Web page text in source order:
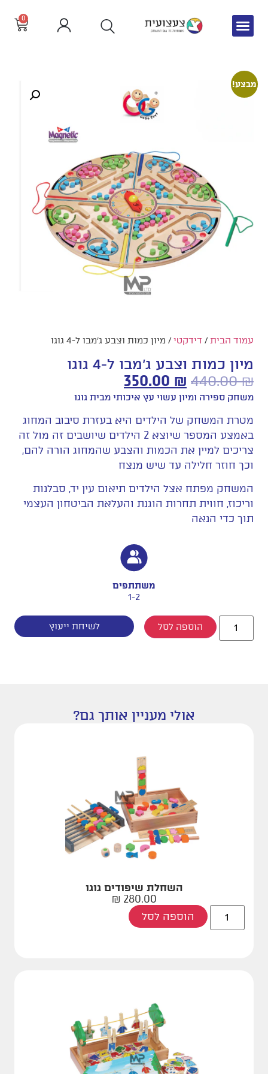
0
מבצע!
עמוד הבית/ דידקטי/ מיון כמות וצבע ג'מבו ל-4 גוגו
מיון כמות וצבע ג'מבו ל-4 גוגו
440.00₪
350.00 ₪
משחק ספירה ומיון עשוי עץ איכותי מבית גוגו
מטרת המשחק של הילדים היא בעזרת סיבוב המחוג
באמצע המספר שיוצא 2 הילדים שיושבים זה מול זה
צריכים למיין את הכמות והצבע שהמחוג הורה להם,
וכך חוזר חלילה עד שיש מנצח
המשחק מפתח אצל הילדים תיאום עין יד, סבלנות
וריכוז, חווית תחרות הוגנת והעלאת הביטחון העצמי
תוך כדי הנאה
משתתפים
1-2
הוספה לסל לשיחת ייעוץ
אולי מעניין אותך גם?
השחלת שיפודים גוגו
280.00
₪
הוספה לסל